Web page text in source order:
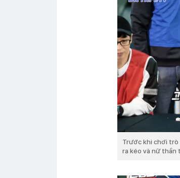
Trước khi chơi trò
ra kéo và nữ thần